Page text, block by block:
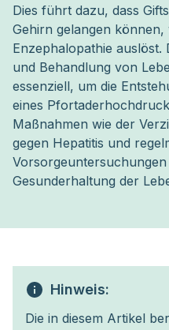
Dies führt dazu, dass
Gehirn gelangen können,
Enzephalopathie
und Behandlung von
essenziell, um die
eines
Maßnahmen wie der
gegen Hepatitis und
Gesunderhaltung der
Hinweis:
Die in diesem Artikel